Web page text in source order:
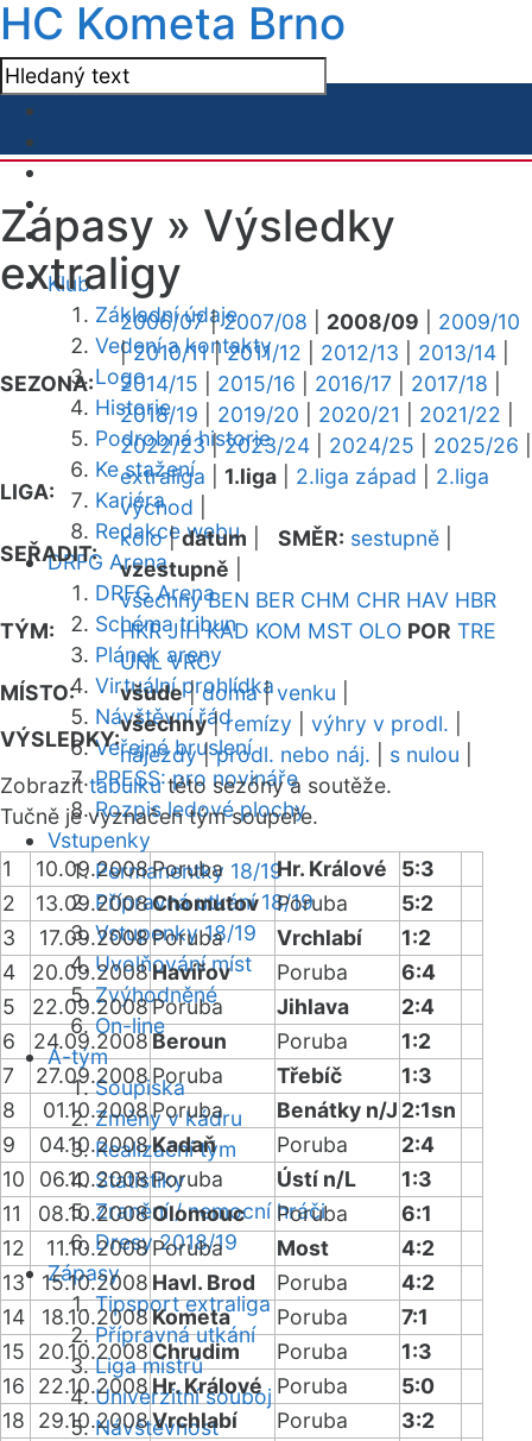
HC Kometa Brno
Klub
Základní údaje
Vedení a kontakty
Logo
Historie
Podrobná historie
Ke stažení
Kariéra
Redakce webu
DRFG Arena
DRFG Arena
Schéma tribun
Plánek areny
Virtuální prohlídka
Návštěvní řád
Veřejné bruslení
PRESS: pro novináře
Rozpis ledové plochy
Vstupenky
Permanentky 18/19
Přípravná utkání 18/19
Vstupenky 18/19
Uvolňování míst
Zvýhodněné
On-line
A-tým
Soupiska
Změny v kádru
Realizační tým
Statistiky
Zranění / nemocní hráči
Dresy 2018/19
Zápasy
Tipsport extraliga
Přípravná utkání
Liga mistrů
Univerzitní souboj
Návštěvnost
Zápasy » Výsledky
extraligy
SEZONA:
2006/07|2007/08 2008/09
2009/10
|2010/11|2011/12 2012/13 2013/14
2014/15
2015/16 2016/17 2017/18
2018/19
2019/20 2020/21 2021/22
2022/23|2023/24 2024/25 2025/26
LIGA:
extraliga 1.liga 2.liga západ
2.liga
východ
SEŘADIT:
kolo|datum SMĚR: sestupně
vzestupně
TÝM:
všechny BEN BER CHM CHR HAV HBR
HKR JIH KAD KOM MST OLO POR TRE
UNL VRC
MÍSTO:
všude|doma|venku
VÝSLEDKY:
všechny|remízy výhry v prodl.
nájezdy|prodl. nebo náj. s nulou
Zobrazittabulkutéto sezóny a soutěže.
Tučně je vyznačen tým soupeře.
1 10.09.2008Poruba Hr. Králové
5:3
2
13.09.2008Chomutov Poruba
5:2
3
17.09.2008Poruba Vrchlabí
1:2
4
20.09.2008 Havířov Poruba
6:4
5
22.09.2008Poruba Jihlava
2:4
6
24.09.2008 Beroun Poruba
1:2
7
27.09.2008Poruba Třebíč
1:3
8
01.10.2008Poruba Benátky n/J 2:1sn
9
04.10.2008Kadaň Poruba
2:4
10
06.10.2008Poruba Ústí n/L
1:3
11
08.10.2008Olomouc Poruba
6:1
12
11.10.2008Poruba Most
4:2
13
15.10.2008 Havl. Brod Poruba
4:2
14
18.10.2008Kometa Poruba
7:1
15
20.10.2008Chrudim Poruba
1:3
16
22.10.2008 Hr. Králové Poruba
5:0
18
29.10.2008Vrchlabí Poruba
3:2